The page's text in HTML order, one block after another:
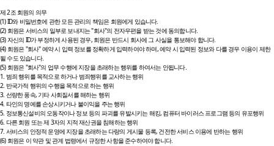
제 2조 회원의 의무
(1) ID와 비밀번호에 관한 모든 관리의 책임은 회원에게 있습니다.
(2) 회원은 서비스의 일부로 보내지는 "회사"의 전자우편을 받는 것에 동의합니다.
(3) 자신의 ID가 부정하게 사용된 경우, 회원은 반드시 회사에 그 사실을 통보해야 합니다.
(4) 회원은 "회사" 예약 시 입력 정보를 정확하게 입력하여야 하며, 예약 시 입력된 정보와 다를 경우 이용이 제한
될 수도 있습니다.
(5) 회원은 "회사"의 업무 수행에 지장을 초래하는 행위를 하여서는 안됩니다.
1. 범죄 행위를 목적으로 하거나 범죄행위를 교사하는 행위
2. 반국가적 행위의 수행을 목적으로 하는 행위
3. 선량한 풍속, 기타 사회질서를 해하는 행위
4. 타인의 명예를 손상시키거나 불이익을 주는 행위
5. 정보통신설비의 오동작이나 정보 등의 파괴를 유발시키는 해킹, 컴퓨터 바이러스 프로그램 등의 유포행위
6. 다른 회원 또는 제 3자의 지적 재산권을 침해하는 행위
7. 서비스의 안정적 운영에 지장을 초래하는 다량의 게시물 등록, 건전한 서비스 이용에 반하는 행위
(6) 회원은 이 약관 및 관계 법령에서 규정한 사항을 준수하여야 합니다.